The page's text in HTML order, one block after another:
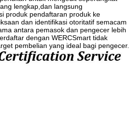
lengkap,dan langsung
produk pendaftaran produk ke
dan identifikasi otoritatif semacam
antara pemasok dan pengecer lebih
dengan WERCSmart tidak
pembelian yang ideal bagi pengecer.